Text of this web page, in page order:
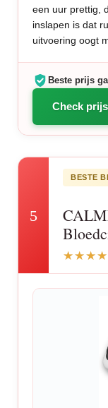
een uur prettig,
inslapen is dat
uitvoering oogt
Beste prijs
Check
5
BESTE